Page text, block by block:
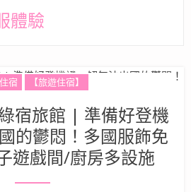
體驗
宿 【旅遊住宿】
宿旅館 | 準備好登機
的鬱悶！多國服飾免
遊戲間/廚房多設施